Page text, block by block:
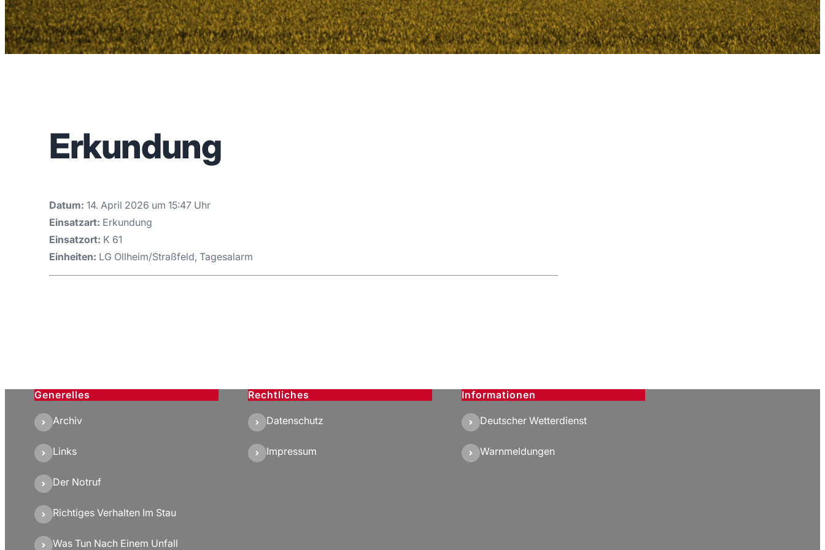
Erkundung
Datum: 14. April 2026 um 15:47 Uhr
Einsatzart: Erkundung
Einsatzort: K 61
Einheiten: LG Ollheim/Straßfeld, Tagesalarm
Generelles
Archiv
Links
Der Notruf
Richtiges Verhalten Im Stau
Was Tun Nach Einem Unfall
Rechtliches
Datenschutz
Impressum
Informationen
Deutscher Wetterdienst
Warnmeldungen